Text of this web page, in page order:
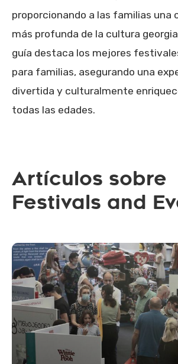
proporcionando a las familias una
más profunda de la cultura
guía destaca los mejores
para familias, asegurando una
divertida y culturalmente
todas las edades.
Artículos sobre
Festivals and